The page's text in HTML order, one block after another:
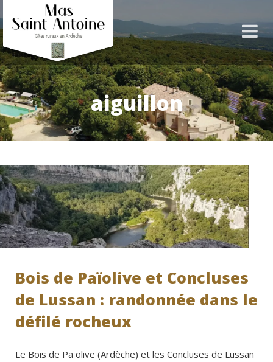
aiguillon
Bois de Païolive et Concluses
de Lussan : randonnée dans le
défilé rocheux
Le Bois de Païolive (Ardèche) et les Concluses de Lussan